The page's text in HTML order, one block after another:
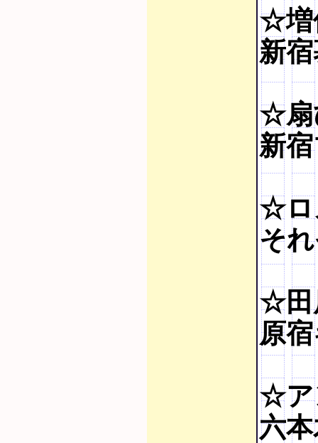
☆増
新
☆扇
新
☆ロ
そ
☆田
原
☆ア
六